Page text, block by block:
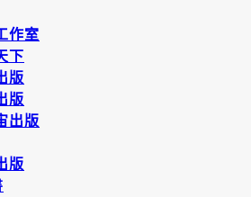
作室
下
版
版
出版
版